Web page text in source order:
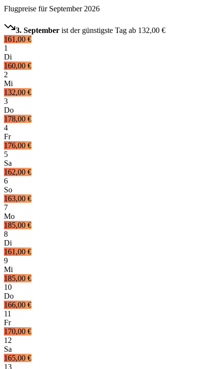
Flugpreise für September 2026
3. September ist der günstigste Tag ab 132,00 €
161,00 €
1
Di
160,00 €
2
Mi
132,00 €
3
Do
178,00 €
4
Fr
176,00 €
5
Sa
162,00 €
6
So
163,00 €
7
Mo
185,00 €
8
Di
161,00 €
9
Mi
185,00 €
10
Do
166,00 €
11
Fr
170,00 €
12
Sa
165,00 €
13